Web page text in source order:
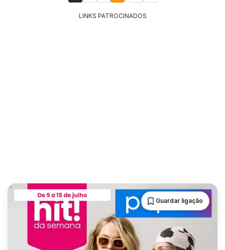
LINKS PATROCINADOS
Guardar ligação